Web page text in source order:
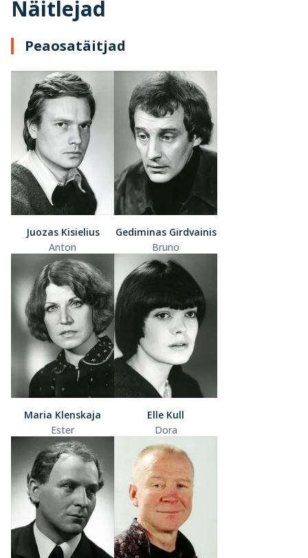
Näitlejad
Peaosatäitjad
Juozas Kisielius
Anton
Gediminas Girdvainis
Bruno
Maria Klenskaja
Ester
Elle Kull
Dora